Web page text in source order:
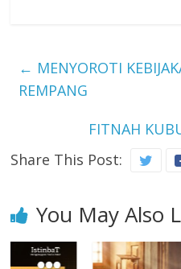
← MENYOROTI
REMPANG
FITNAH
Share This Post:
You May Also